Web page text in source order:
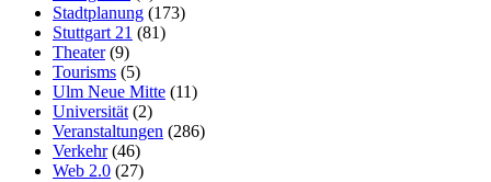
Stadtplanung (173)
Stuttgart 21 (81)
Theater(9)
Tourisms (5)
Ulm Neue Mitte (11)
Universität (2)
Veranstaltungen (286)
Verkehr(46)
Web 2.0 (27)